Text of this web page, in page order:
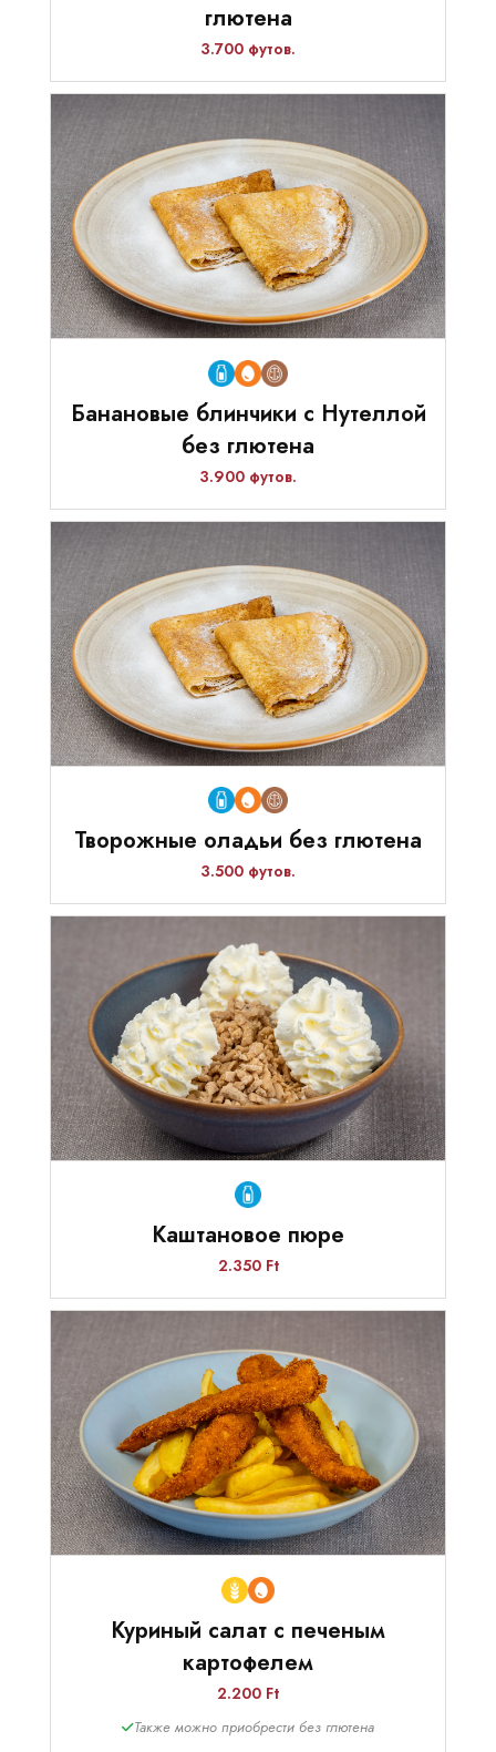
глютена
3.700 футов.
Банановые блинчики с Нутеллой
без глютена
3.900 футов.
Творожные оладьи без глютена
3.500 футов.
Каштановое пюре
2.350 Ft
Куриный салат с печеным
картофелем
2.200 Ft
Также можно приобрести без глютена